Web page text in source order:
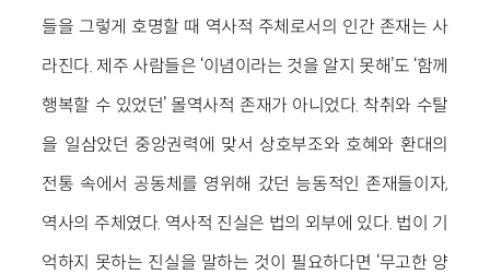
들을 그렇게 호명할 때 역사적 주체로서의 인간 존재는 사
라진다. 제주 사람들은 ‘이념이라는 것을 알지 못해’도 ‘함께
행복할 수 있었던’ 몰역사적 존재가 아니었다. 착취와 수탈
을 일삼았던 중앙권력에 맞서 상호부조와 호혜와 환대의
전통 속에서 공동체를 영위해 갔던 능동적인 존재들이자,
역사의 주체였다. 역사적 진실은 법의 외부에 있다. 법이 기
억하지 못하는 진실을 말하는 것이 필요하다면 ‘무고한 양